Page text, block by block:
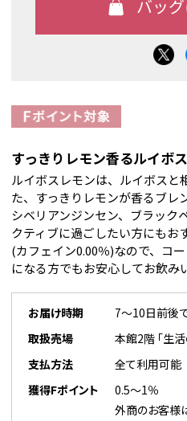
すっきりレモン香るルイボ
ルイボスレモンは、ルイボスと
た、すっきりレモンが香るブレ
シベリアンジンセン、ブラック
クティブに過ごしたい方にもお
(カフェイン0.00％)なので、コ
になる方でもお安心してお飲み
お届け時期
7～10日前後
取扱売場
本館2階 「生活
支払方法
全て利用可能
獲得Fポイント
0.5～1％
外商のお客様